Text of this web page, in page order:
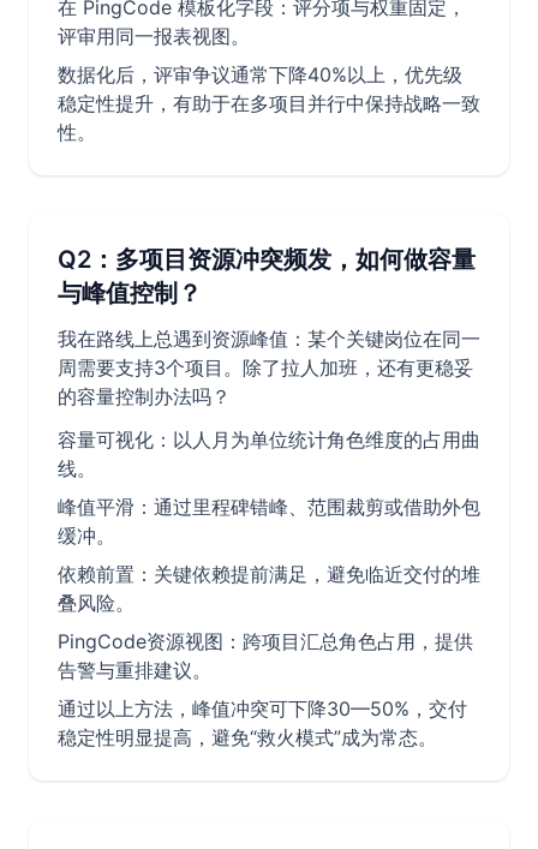
在 PingCode 模板化字段：评分项与权重固定，
评审用同一报表视图。
数据化后，评审争议通常下降40%以上，优先级
稳定性提升，有助于在多项目并行中保持战略一致
性。
Q2：多项目资源冲突频发，如何做容量
与峰值控制？
我在路线上总遇到资源峰值：某个关键岗位在同一
周需要支持3个项目。除了拉人加班，还有更稳妥
的容量控制办法吗？
容量可视化：以人月为单位统计角色维度的占用曲
线。
峰值平滑：通过里程碑错峰、范围裁剪或借助外包
缓冲。
依赖前置：关键依赖提前满足，避免临近交付的堆
叠风险。
PingCode资源视图：跨项目汇总角色占用，提供
告警与重排建议。
通过以上方法，峰值冲突可下降30—50%，交付
稳定性明显提高，避免“救火模式”成为常态。